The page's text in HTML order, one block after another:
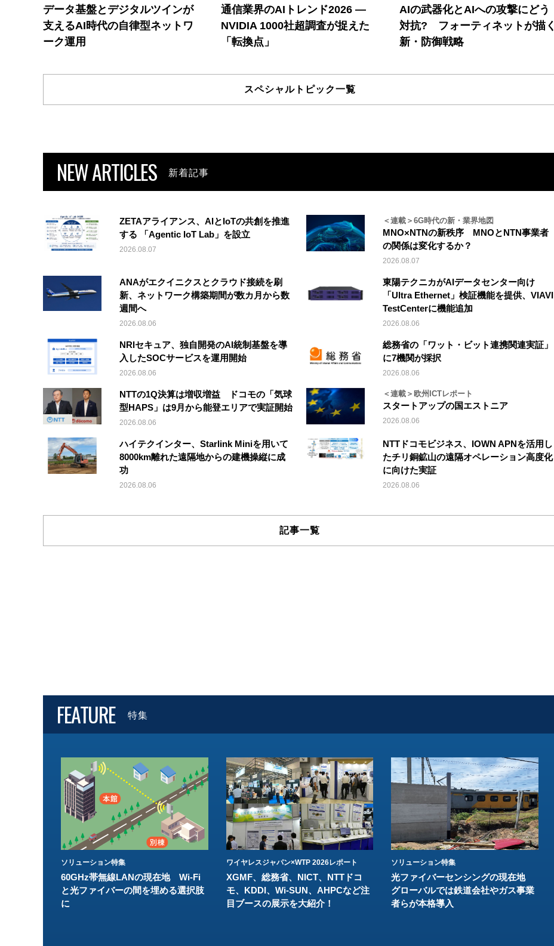
データ基盤とデジタルツインが
支えるAI時代の自律型ネットワ
ーク運用
通信業界のAIトレンド2026 ―
NVIDIA 1000社超調査が捉えた
「転換点」
AIの武器化とAIへの攻撃にどう
対抗? フォーティネットが描く
新・防御戦略
スペシャルトピック一覧
NEW ARTICLES 新着記事
ZETAアライアンス、AIとIoTの共創を推進
する 「Agentic IoT Lab」を設立
2026.08.07
＜連載＞6G時代の新・業界地図
MNO×NTNの新秩序 MNOとNTN事業者
の関係は変化するか？
2026.08.07
ANAがエクイニクスとクラウド接続を刷
新、ネットワーク構築期間が数カ月から数
週間へ
2026.08.06
東陽テクニカがAIデータセンター向け
「Ultra Ethernet」検証機能を提供、VIAVI
TestCenterに機能追加
2026.08.06
NRIセキュア、独自開発のAI統制基盤を導
入したSOCサービスを運用開始
2026.08.06
総務省の「ワット・ビット連携関連実証」
に7機関が採択
2026.08.06
NTTの1Q決算は増収増益 ドコモの「気球
型HAPS」は9月から能登エリアで実証開始
2026.08.06
＜連載＞欧州ICTレポート
スタートアップの国エストニア
2026.08.06
ハイテクインター、Starlink Miniを用いて
8000km離れた遠隔地からの建機操縦に成
功
2026.08.06
NTTドコモビジネス、IOWN APNを活用し
たチリ銅鉱山の遠隔オペレーション高度化
に向けた実証
2026.08.06
記事一覧
FEATURE 特集
ソリューション特集
60GHz帯無線LANの現在地 Wi-Fi
と光ファイバーの間を埋める選択肢
に
ワイヤレスジャパン×WTP 2026レポート
XGMF、総務省、NICT、NTTドコ
モ、KDDI、Wi-SUN、AHPCなど注
目ブースの展示を大紹介！
ソリューション特集
光ファイバーセンシングの現在地
グローバルでは鉄道会社やガス事業
者らが本格導入